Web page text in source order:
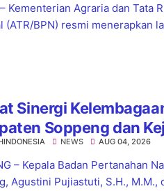
Kementerian Agraria dan Tata
(ATR/BPN) resmi menerapkan
Sinergi
Soppeng dan
Perkuat
Pertanahan
NEWS AUG 04, 2026
– Kepala Badan Pertanahan
Agustini Pujiastuti, S.H., M.M.,